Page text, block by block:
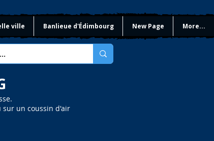
ville Banlieue d'Édimbourg New Page More...
sur un coussin d'air